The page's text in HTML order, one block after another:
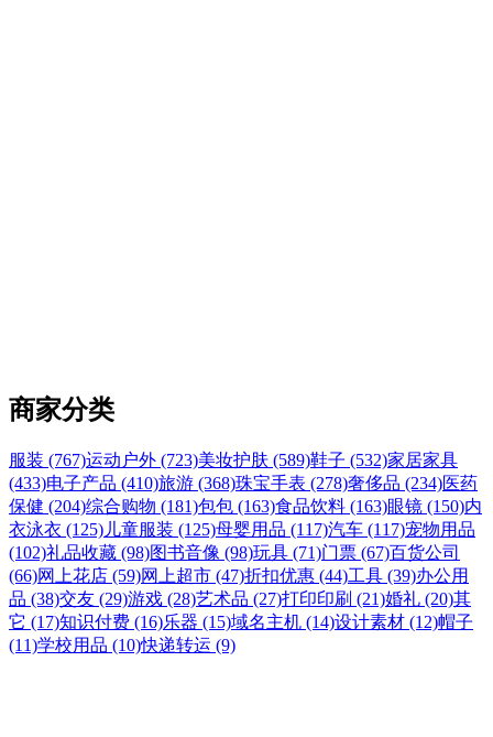
商家分类
服装 (767)运动户外 (723)美妆护肤 (589)鞋子 (532)家居家具
(433)电子产品 (410)旅游 (368)珠宝手表 (278)奢侈品 (234)医药
保健 (204)综合购物 (181)包包 (163)食品饮料 (163)眼镜 (150)内
衣泳衣 (125) 儿童服装 (125)母婴用品 (117)汽车 (117)宠物用品
(102)礼品收藏 (98)图书音像 (98)玩具 (71)门票 (67)百货公司
(66)网上花店 (59)网上超市 (47)折扣优惠 (44)工具 (39)办公用
品 (38)交友 (29)游戏 (28)艺术品 (27)打印印刷 (21)婚礼 (20)其
它 (17)知识付费 (16)乐器 (15)域名主机 (14)设计素材 (12)帽子
(11)学校用品 (10)快递转运 (9)